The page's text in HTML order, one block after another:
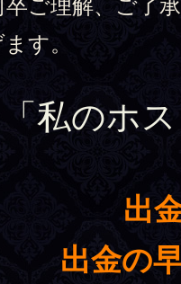
卒ご理解、ご了
す。
私のホ
出
出金の